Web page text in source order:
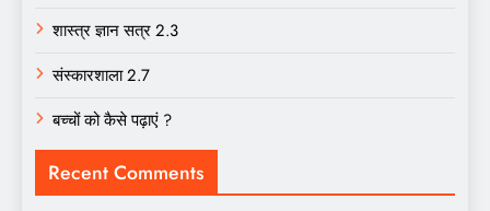
शास्त्र ज्ञान सत्र 2.3
संस्कारशाला 2.7
बच्चों को कैसे पढ़ाएं ?
Recent Comments